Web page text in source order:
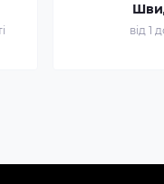
від 1